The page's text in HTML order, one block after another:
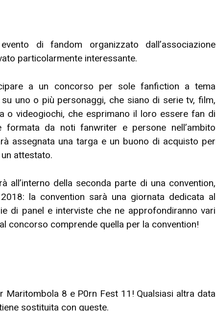
di fandom organizzato dall’associazione
particolarmente interessante.
a un concorso per sole fanfiction a tema
uno o più personaggi, che siano di serie tv, film,
o videogiochi, che esprimano il loro essere fan di
da noti fanwriter e persone nell’ambito
assegnata una targa e un buono di acquisto per
attestato.
all’interno della seconda parte di una convention,
la convention sarà una giornata dedicata al
di panel e interviste che ne approfondiranno vari
concorso comprende quella per la convention!
Maritombola 8 e P0rn Fest 11! Qualsiasi altra data
sostituita con queste.